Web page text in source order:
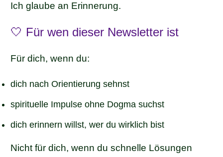
Ich glaube an Erinnerung.
🤍 Für wen dieser Newsletter ist
Für dich, wenn du:
dich nach Orientierung sehnst
spirituelle Impulse ohne Dogma suchst
dich erinnern willst, wer du wirklich bist
Nicht für dich, wenn du schnelle Lösungen